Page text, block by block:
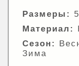
Размеры:
Материал:
Сезон:
Зима